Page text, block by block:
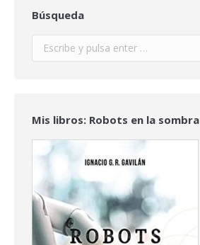
Búsqueda
Buscar:
Mis libros: Robots en la sombra